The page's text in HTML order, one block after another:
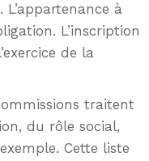
à
L’inscription
de la
traitent
du rôle social,
Cette liste